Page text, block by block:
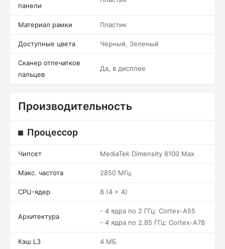
панели
Материал рамки Пластик
Доступные цвета Черный, Зеленый
Сканер отпечатков
пальцев
Да, в дисплее
Производительность
Процессор
Чипсет MediaTek Dimensity 8100 Max
Макс. частота 2850 МГц
CPU-ядер 8 (4 + 4)
Архитектура
- 4 ядра по 2 ГГц: Cortex-A55
- 4 ядра по 2.85 ГГц: Cortex-A78
Кэш L3 4 МБ